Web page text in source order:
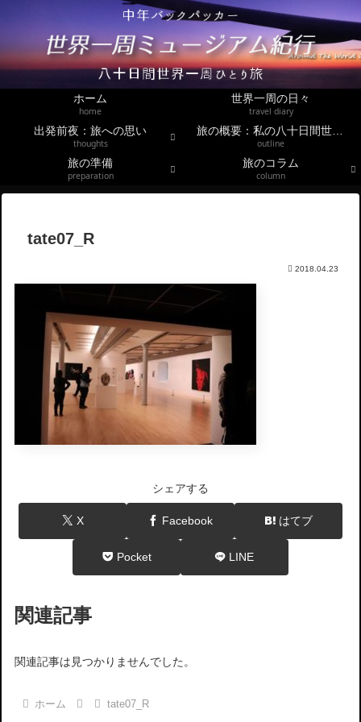
ホーム
home
世界一周の日々
travel diary
出発前夜：旅への思い
thoughts
旅の概要：私の八十日間世界一周
outline
旅の準備
preparation
旅のコラム
column
tate07_R
2018.04.23
シェアする
X Facebook はてブ
Pocket LINE
関連記事
関連記事は見つかりませんでした。
ホーム tate07_R